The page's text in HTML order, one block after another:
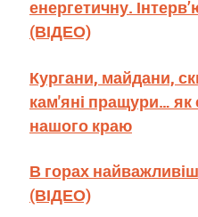
енергетичну.
(ВІДЕО)
Кургани, майдани,
кам'яні пращури… як
нашого краю
В горах
(ВІДЕО)